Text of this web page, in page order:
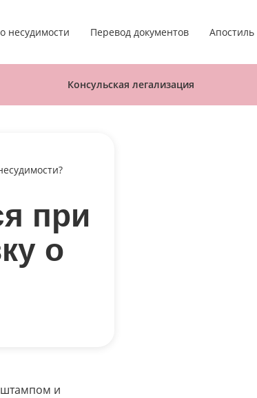
несудимости Перевод документов
Консульская легализация
при
о
штампом и